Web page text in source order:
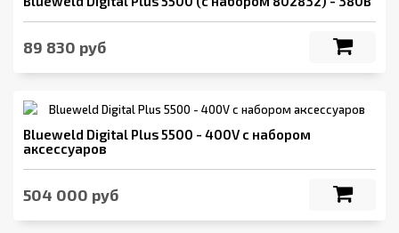
89 830 руб
Blueweld Digital Plus 5500 - 400V с набором
аксессуаров
504 000 руб